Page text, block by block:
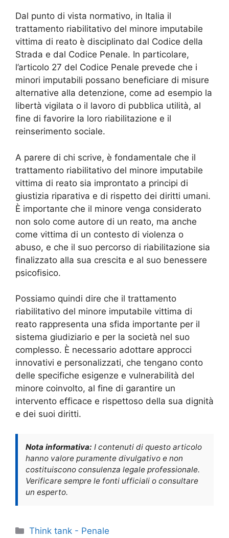
Dal punto di vista normativo, in Italia il
trattamento riabilitativo del minore imputabile
vittima di reato è disciplinato dal Codice della
Strada e dal Codice Penale. In particolare,
l’articolo 27 del Codice Penale prevede che i
minori imputabili possano beneficiare di misure
alternative alla detenzione, come ad esempio la
libertà vigilata o il lavoro di pubblica utilità, al
fine di favorire la loro riabilitazione e il
reinserimento sociale.
A parere di chi scrive, è fondamentale che il
trattamento riabilitativo del minore imputabile
vittima di reato sia improntato a principi di
giustizia riparativa e di rispetto dei diritti umani.
È importante che il minore venga considerato
non solo come autore di un reato, ma anche
come vittima di un contesto di violenza o
abuso, e che il suo percorso di riabilitazione sia
finalizzato alla sua crescita e al suo benessere
psicofisico.
Possiamo quindi dire che il trattamento
riabilitativo del minore imputabile vittima di
reato rappresenta una sfida importante per il
sistema giudiziario e per la società nel suo
complesso. È necessario adottare approcci
innovativi e personalizzati, che tengano conto
delle specifiche esigenze e vulnerabilità del
minore coinvolto, al fine di garantire un
intervento efficace e rispettoso della sua dignità
e dei suoi diritti.
Nota informativa: I contenuti di questo articolo
hanno valore puramente divulgativo e non
costituiscono consulenza legale professionale.
Verificare sempre le fonti ufficiali o consultare
un esperto.
Categorie
Think tank - Penale